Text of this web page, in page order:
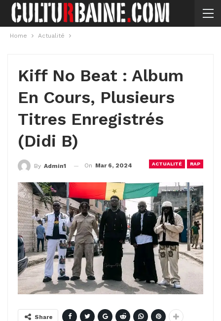
Home Actualité
Kiff No Beat : Album
En Cours, Plusieurs
Titres Enregistrés
(Didi B)
ACTUALITÉ RAP
By Admin1 On Mar 6, 2024
Share